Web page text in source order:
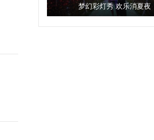
梦幻彩灯秀 欢乐消夏夜